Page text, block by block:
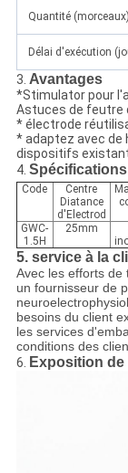
Quantité (morceaux)
Délai d'exécution
3. Avantages
*Stimulator pour
Astuces de feutre
* électrode
* adaptez avec de
dispositifs
4. Spécifications
Code
Centre
Diatance
d'Electrod
GWC-
1.5H
25mm
5.service à la
Avec les efforts de
un fournisseur de
besoins du client
les services
conditions des
6. Exposition